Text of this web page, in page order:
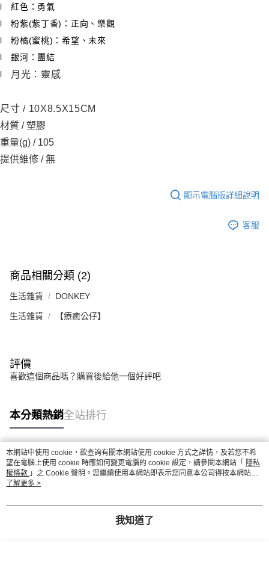
l紅色：勇氣
l粉紫(紫丁香)：正向、樂觀
l粉橘(蜜桃)：希望、未來
l銀河：團結
l
月光：靈感
尺寸 / 10X8.5X15CM
材質 / 塑膠
重量(g) / 105
提供維修 / 無
顯示電腦版詳細說明
客服
商品相關分類 (2)
生活雜貨 DONKEY
生活雜貨 【療癒公仔】
評價
喜歡這個商品嗎？購買後給他一個好評吧
本分類熱銷全站排行
熱門標籤
本網站中使用 cookie，欲查詢有關本網站使用 cookie 方式之詳情，及若您不希
望在電腦上使用 cookie 時應如何變更電腦的 cookie 設定，請參閱本網站「 隱私
權條款 」之 Cookie 聲明。您繼續使用本網站即表示您同意本公司得按本網站使
用條款之 Cookie 聲明使用 cookie。
了解更多 >
我知道了